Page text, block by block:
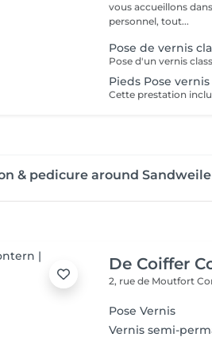
vous accueillons
personnel, tout...
Pose de vernis
Pieds Pose
& pedicure around
De Coiffer
2, rue de Moutfort
Pose Vernis
Vernis semi-